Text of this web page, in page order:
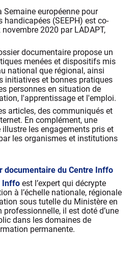
Semaine européenne pour
handicapées (SEEPH) est co-
2020 par LADAPT,
documentaire propose un
menées et dispositifs mis
national que régional, ainsi
initiatives et bonnes pratiques
personnes en situation de
l'apprentissage et l'emploi.
articles, des communiqués et
En complément, une
les engagements pris et
les organismes et institutions
documentaire du Centre Inffo
Inffo est l’expert qui décrypte
à l’échelle nationale, régionale
sous tutelle du Ministère en
il est doté d’une
dans les domaines de
permanente.